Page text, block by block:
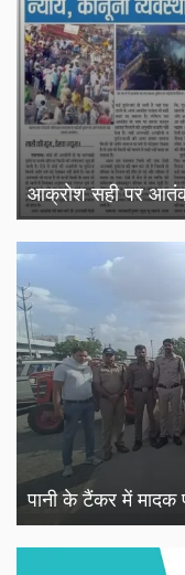
आक्रोश सही पर
पानी के टैंकर में मादक